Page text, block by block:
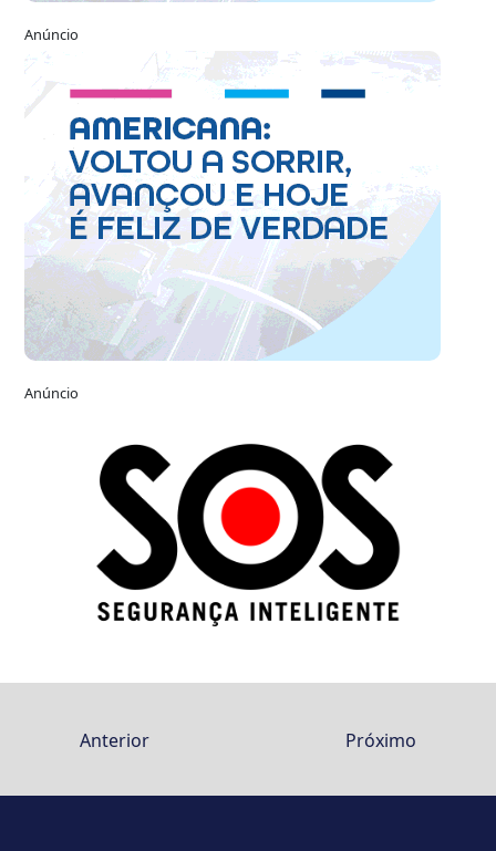
Anúncio
Anúncio
Anterior Próximo